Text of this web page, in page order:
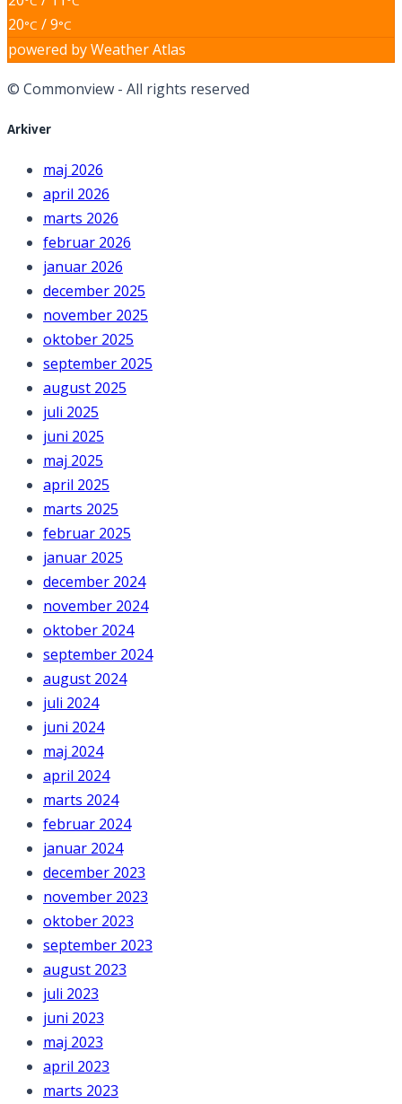
20°C / 9°C
powered byWeather Atlas
© Commonview - All rights reserved
Arkiver
maj 2026
april 2026
marts 2026
februar 2026
januar 2026
december 2025
november 2025
oktober 2025
september 2025
august 2025
juli 2025
juni 2025
maj 2025
april 2025
marts 2025
februar 2025
januar 2025
december 2024
november 2024
oktober 2024
september 2024
august 2024
juli 2024
juni 2024
maj 2024
april 2024
marts 2024
februar 2024
januar 2024
december 2023
november 2023
oktober 2023
september 2023
august 2023
juli 2023
juni 2023
maj 2023
april 2023
marts 2023